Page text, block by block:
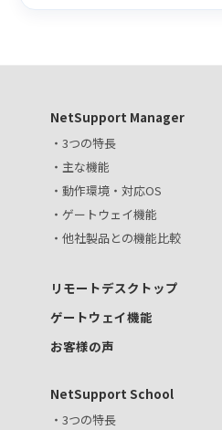
NetSupport Manager
・3つの特長
・主な機能
・動作環境・対応OS
・ゲートウェイ機能
・他社製品との機能比較
リモートデスクトップ
ゲートウェイ機能
お客様の声
NetSupport School
・3つの特長